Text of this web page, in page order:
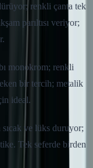
renkli çanta tek
parıltısı veriyor;
monokrom; renkli
bir tercih; metalik
ideal.
sıcak ve lüks duruyor;
Tek seferde birden